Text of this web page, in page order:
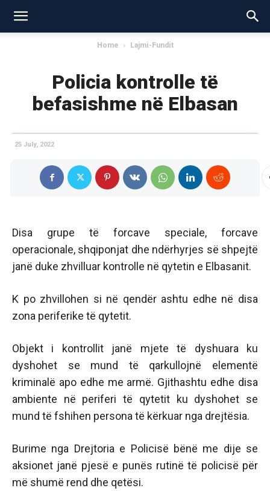
Home Lajmi-Fundit
Policia kontrolle të
befasishme në Elbasan
25 July, 2022
Disa grupe të forcave speciale, forcave
operacionale, shqiponjat dhe ndërhyrjes së shpejtë
janë duke zhvilluar kontrolle në qytetin e Elbasanit.
K po zhvillohen si në qendër ashtu edhe në disa
zona periferike të qytetit.
Objekt i kontrollit janë mjete të dyshuara ku
dyshohet se mund të qarkullojnë elementë
kriminalë apo edhe me armë. Gjithashtu edhe disa
ambiente në periferi të qytetit ku dyshohet se
mund të fshihen persona të kërkuar nga drejtësia.
Burime nga Drejtoria e Policisë bënë me dije se
aksionet janë pjesë e punës rutinë të policisë për
më shumë rend dhe qetësi.